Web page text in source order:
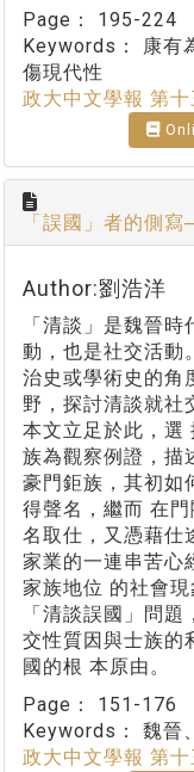
Page： 195-224
Keywords： 康有
傷現代性
政大中文學報 第十
「誤國」者的側
Author:劉浩洋
「清談」是魏晉
動，也是社交活動
治史或學術史的角
野，探討清談就社
本文立足於此，選
族為觀察例證，描
豪門鉅族，其初如
得聲名，繼而 在
名取仕，又憑藉仕
家業的一連串苦心
家族地位 的社會
「清談誤國」問
交性質因與士族的
國的根 本原由。
Page： 151-176
Keywords： 魏晉
政大中文學報 第十